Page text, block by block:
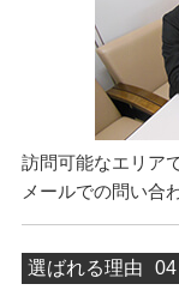
訪問可能なエリア
メールでの問い合
選ばれる理由 04